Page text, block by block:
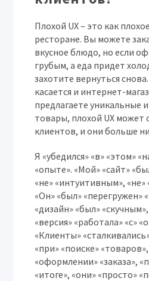
Плохой UX – это как
ресторане. Вы можете
вкусное блюдо, но если
грубым, а еда придет
захотите вернуться
касается и интернет-
предлагаете уникальные
товары, плохой UX может
клиентов, и они больше
Я «убедился» «в» «этом»
«опыте». «Мой» «сайт»
«не» «интуитивным»,
«Он» «был» «перегружен»
«дизайн» «был»
«версия» «работала» «с»
«Клиенты»
«при» «поиске»
«оформлении» «заказа»,
«итоге», «они» «просто»